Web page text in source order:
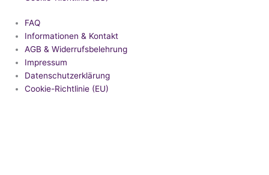
FAQ
Informationen & Kontakt
AGB & Widerrufsbelehrung
Impressum
Datenschutzerklärung
Cookie-Richtlinie (EU)